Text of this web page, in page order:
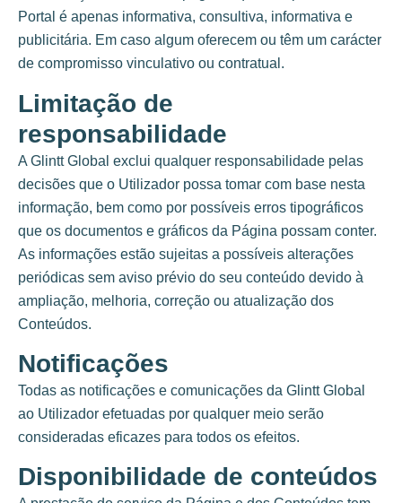
Portal é apenas informativa, consultiva, informativa e
publicitária. Em caso algum oferecem ou têm um carácter
de compromisso vinculativo ou contratual.
Limitação de
responsabilidade
A Glintt Global exclui qualquer responsabilidade pelas
decisões que o Utilizador possa tomar com base nesta
informação, bem como por possíveis erros tipográficos
que os documentos e gráficos da Página possam conter.
As informações estão sujeitas a possíveis alterações
periódicas sem aviso prévio do seu conteúdo devido à
ampliação, melhoria, correção ou atualização dos
Conteúdos.
Notificações
Todas as notificações e comunicações da Glintt Global
ao Utilizador efetuadas por qualquer meio serão
consideradas eficazes para todos os efeitos.
Disponibilidade de conteúdos